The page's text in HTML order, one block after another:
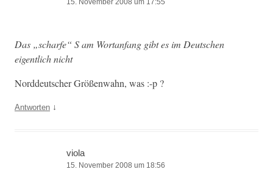
15. November 2008 um 17:55
Das „scharfe“ S am Wor­tan­fang gibt es im Deutschen
eigentlich nicht
Nord­deutsch­er Größen­wahn, was :-p ?
Antworten ↓
viola
15. November 2008 um 18:56